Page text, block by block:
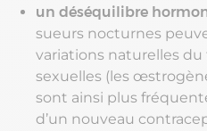
un déséquilibre
sueurs nocturnes
variations naturelles
sexuelles (les
sont ainsi plus
d’un nouveau